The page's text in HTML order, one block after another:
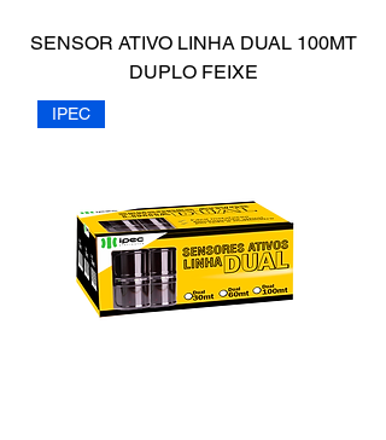
SENSOR ATIVO LINHA DUAL 100MT
DUPLO FEIXE
IPEC